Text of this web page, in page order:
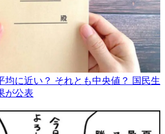
均に近い？ それとも中央値？ 国民生
が公表